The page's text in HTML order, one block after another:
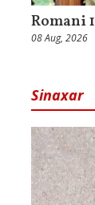
Romani
08 Aug, 2026
Sinaxar